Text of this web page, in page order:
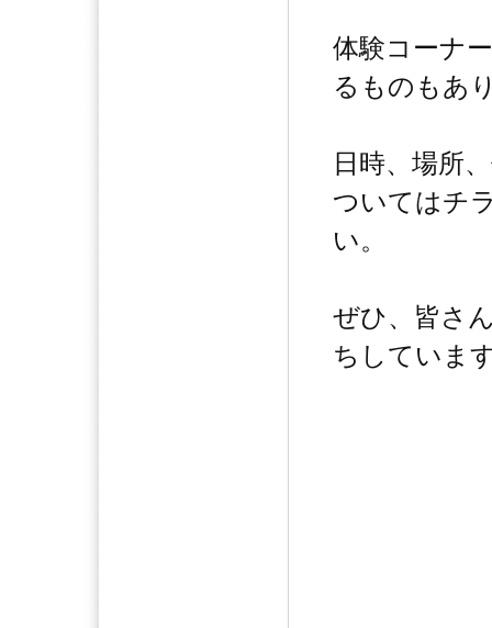
体験コーナ
るものもあ
日時、場所
ついてはチ
い。
ぜひ、皆さ
ちしていま